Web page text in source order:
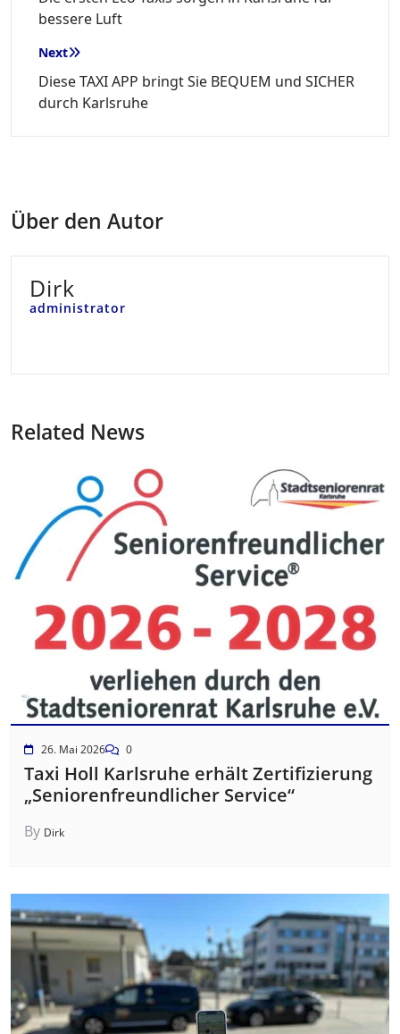
bessere Luft
Next
Diese TAXI APP bringt Sie BEQUEM und SICHER
durch Karlsruhe
Über den Autor
Dirk
administrator
Related News
26. Mai 2026 0
Taxi Holl Karlsruhe erhält Zertifizierung
„Seniorenfreundlicher Service“
By Dirk